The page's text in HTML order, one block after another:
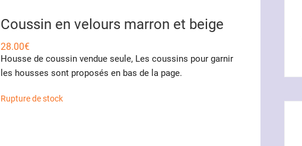
Coussin en velours marron et beige
28.00€
Housse de coussin vendue seule, Les coussins pour garnir
les housses sont proposés en bas de la page.
Rupture de stock